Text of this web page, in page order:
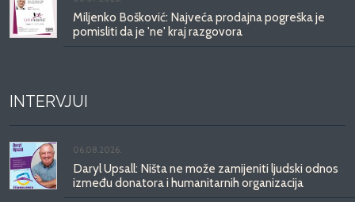
Miljenko Bošković: Najveća prodajna pogreška je
pomisliti da je 'ne' kraj razgovora
INTERVJUI
06.08.2026.
Daryl Upsall: Ništa ne može zamijeniti ljudski odnos
između donatora i humanitarnih organizacija